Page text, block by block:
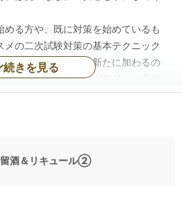
める方や、既に対策を始めているも
の二次試験対策の基本テクニック
赤ワイン、近年中に新たに加わるの
かに囁かれているロゼワインに分け
をみると、香りのコメントに対す
主眼を置いたテーマも設定していま
続きを見る
酒＆リキュール②